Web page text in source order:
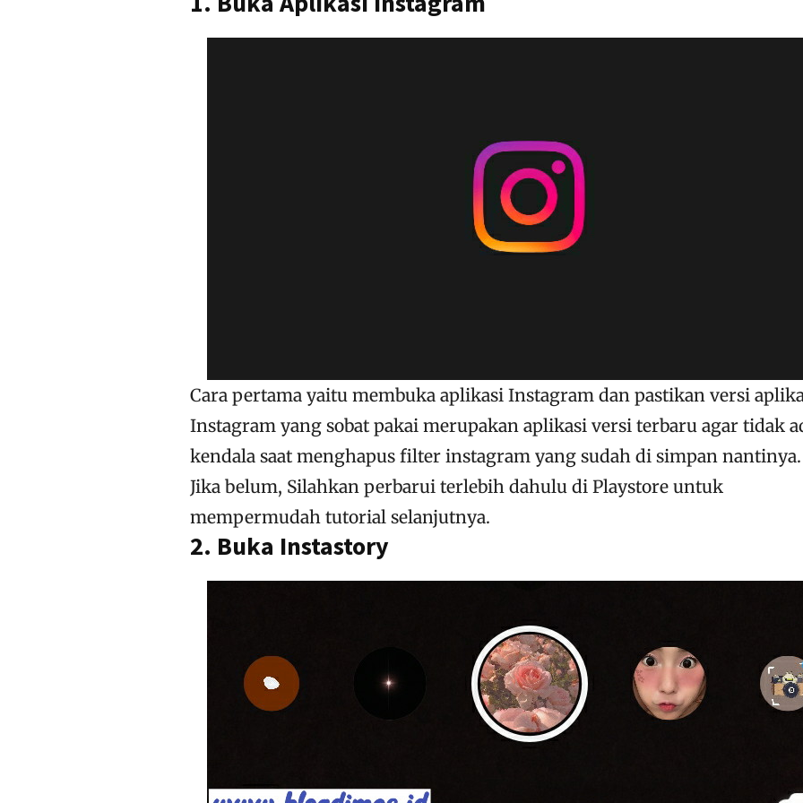
Cara pertama yaitu membuka aplikasi Instagram dan pastikan versi
Instagram yang sobat pakai merupakan aplikasi versi terbaru agar tidak
kendala saat menghapus filter instagram yang sudah di simpan nantinya.
Jika belum, Silahkan perbarui terlebih dahulu di Playstore untuk
mempermudah tutorial selanjutnya.
2. Buka Instastory